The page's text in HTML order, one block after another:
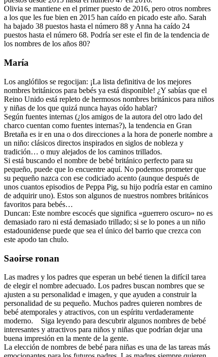
Olivia se mantiene en el primer puesto de 2016, pero otros nombres
a los que les fue bien en 2015 han caído en picado este año. Sarah
ha bajado 38 puestos hasta el número 88 y Anna ha caído 24
puestos hasta el número 68. Podría ser este el fin de la tendencia de
los nombres de los años 80?
María
Los anglófilos se regocijan: ¡La lista definitiva de los mejores
nombres británicos para bebés ya está disponible! ¿Y sabías que el
Reino Unido está repleto de hermosos nombres británicos para niños
y niñas de los que quizá nunca hayas oído hablar?
Según fuentes internas (¿los amigos de la autora del otro lado del
charco cuentan como fuentes internas?), la tendencia en Gran
Bretaña es ir en una o dos direcciones a la hora de ponerle nombre a
un niño: clásicos directos inspirados en siglos de nobleza y
tradición… o muy alejados de los caminos trillados.
Si está buscando el nombre de bebé británico perfecto para su
pequeño, puede que lo encuentre aquí. No podemos prometer que
su pequeño nazca con ese codiciado acento (aunque después de
unos cuantos episodios de Peppa Pig, su hijo podría estar en camino
de adquirir uno). Estos son algunos de nuestros nombres británicos
favoritos para bebés…
Duncan: Este nombre escocés que significa «guerrero oscuro» no es
demasiado raro ni está demasiado trillado; si se lo pones a un niño
estadounidense puede que sea el único del barrio que crezca con
este apodo tan chulo.
Saoirse ronan
Las madres y los padres que esperan un bebé tienen la difícil tarea
de elegir el nombre adecuado. Los padres buscan nombres que se
ajusten a su personalidad e imagen, y que ayuden a construir la
personalidad de su pequeño. Muchos padres quieren nombres de
bebé atemporales y atractivos, con un espíritu verdaderamente
moderno. Siga leyendo para descubrir algunos nombres de bebé
interesantes y atractivos para niños y niñas que podrían dejar una
buena impresión en la mente de la gente.
La elección de nombres de bebé para niñas es una de las tareas más